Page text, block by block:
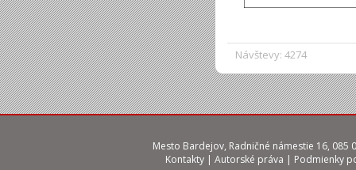
Návštevy: 4274
Mesto Bardejov, Radničné námestie 16, 085
Kontakty | Autorské práva | Podmienky